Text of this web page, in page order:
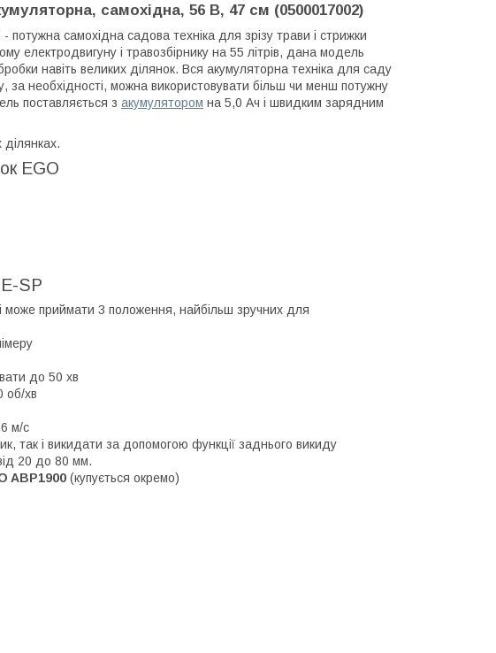
самохідна, 56 В, 47 см (0500017002)
- потужна самохідна садова техніка для зрізу трави і стрижки
електродвигуну і травозбірнику на 55 літрів, дана модель
навіть великих ділянок. Вся акумуляторна техніка для саду
необхідності, можна використовувати більш чи менш потужну
поставляється з акумулятором на 5,0 Ач і швидким зарядним
EGO
SP
може приймати 3 положення, найбільш зручних для
до 50 хв
об/хв
м/с
так і викидати за допомогою функції заднього викиду
20 до 80 мм.
ABP1900 (купується окремо)